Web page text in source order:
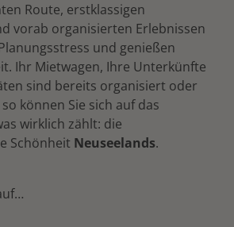
Route, erstklassigen
vorab organisierten Erlebnissen
und genießen
Ihr Mietwagen, Ihre Unterkünfte
sind bereits organisiert oder
können Sie sich auf das
wirklich zählt: die
Schönheit Neuseelands.